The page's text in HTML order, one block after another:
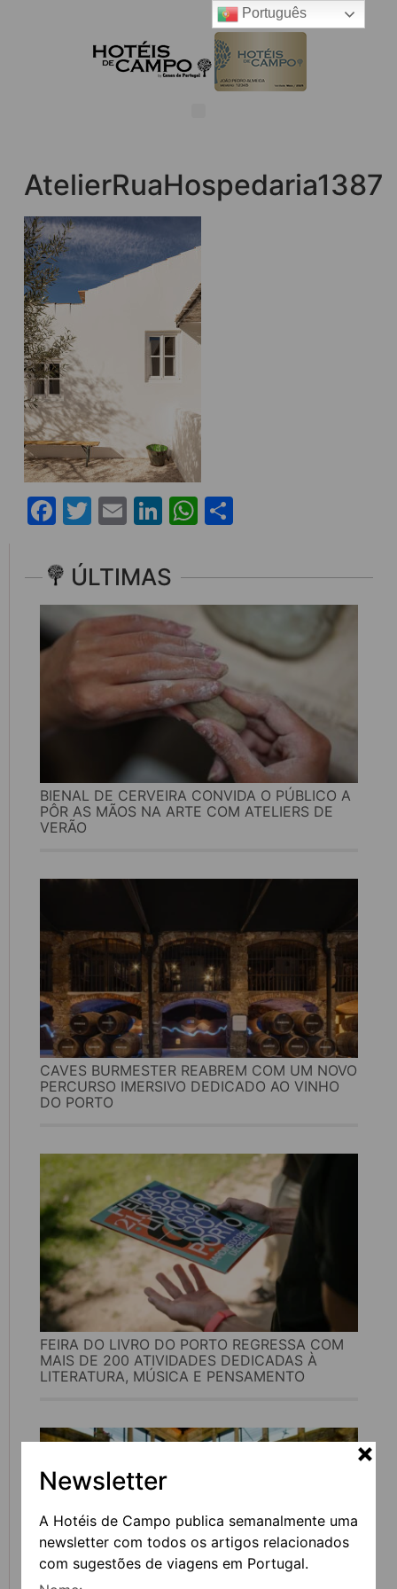
Newsletter
A Hotéis de Campo publica semanalmente uma
newsletter com todos os artigos relacionados
com sugestões de viagens em Portugal.
AtelierRuaHospedaria1387
Facebook
Twitter
EmailLinkedIn
WhatsApp
ÚLTIMAS
BIENAL DE CERVEIRA CONVIDA O PÚBLICO A
PÔR AS MÃOS NA ARTE COM ATELIERS DE
VERÃO
CAVES BURMESTER REABREM COM UM NOVO
PERCURSO IMERSIVO DEDICADO AO VINHO
DO PORTO
FEIRA DO LIVRO DO PORTO REGRESSA COM
MAIS DE 200 ATIVIDADES DEDICADAS À
LITERATURA, MÚSICA E PENSAMENTO
Português